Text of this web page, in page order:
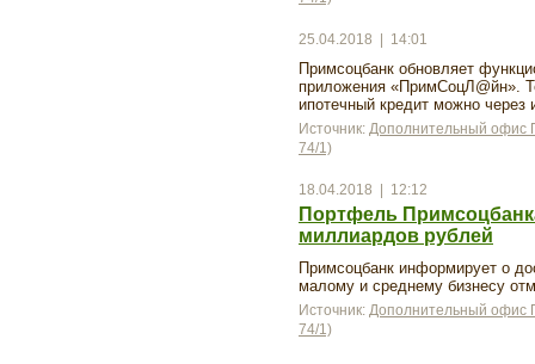
25.04.2018 | 14:01
Примсоцбанк обновляет
приложения «ПримСоцЛ@йн».
ипотечный кредит можно через
Источник: Дополнительный офис
74/1)
18.04.2018 | 12:12
Портфель
миллиардов рублей
Примсоцбанк информирует о
малому и среднему бизнесу
Источник: Дополнительный офис
74/1)